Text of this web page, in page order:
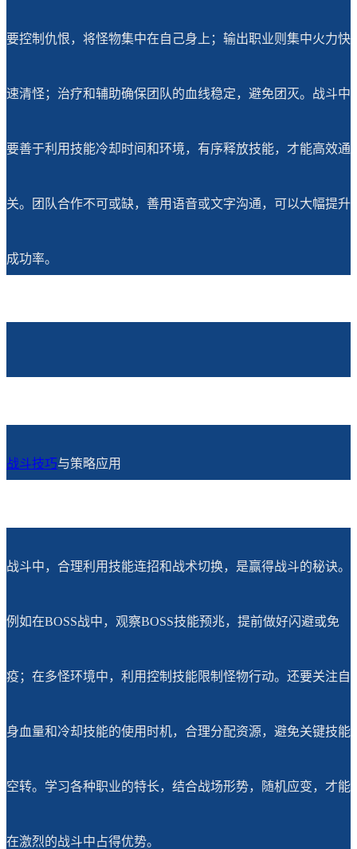
要控制仇恨，将怪物集中在自己身上；输出职业则集中火力快
速清怪；治疗和辅助确保团队的血线稳定，避免团灭。战斗中
要善于利用技能冷却时间和环境，有序释放技能，才能高效通
关。团队合作不可或缺，善用语音或文字沟通，可以大幅提升
成功率。
战斗技巧与策略应用
战斗中，合理利用技能连招和战术切换，是赢得战斗的秘诀。
例如在BOSS战中，观察BOSS技能预兆，提前做好闪避或免
疫；在多怪环境中，利用控制技能限制怪物行动。还要关注自
身血量和冷却技能的使用时机，合理分配资源，避免关键技能
空转。学习各种职业的特长，结合战场形势，随机应变，才能
在激烈的战斗中占得优势。